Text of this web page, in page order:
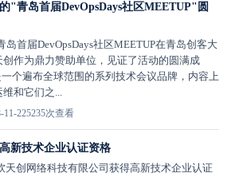
"青岛首届DevOpsDays社区MEETUP"圆
岛首届DevOpsDays社区MEETUP在青岛创客大
作为鼎力赞助单位，见证了活动的圆满成
一个遍布全球范围的系列技术会议品牌，内容上
和它们之...
11-225235次查看
新技术企业认证资格
天创网络科技有限公司获得高新技术企业认证